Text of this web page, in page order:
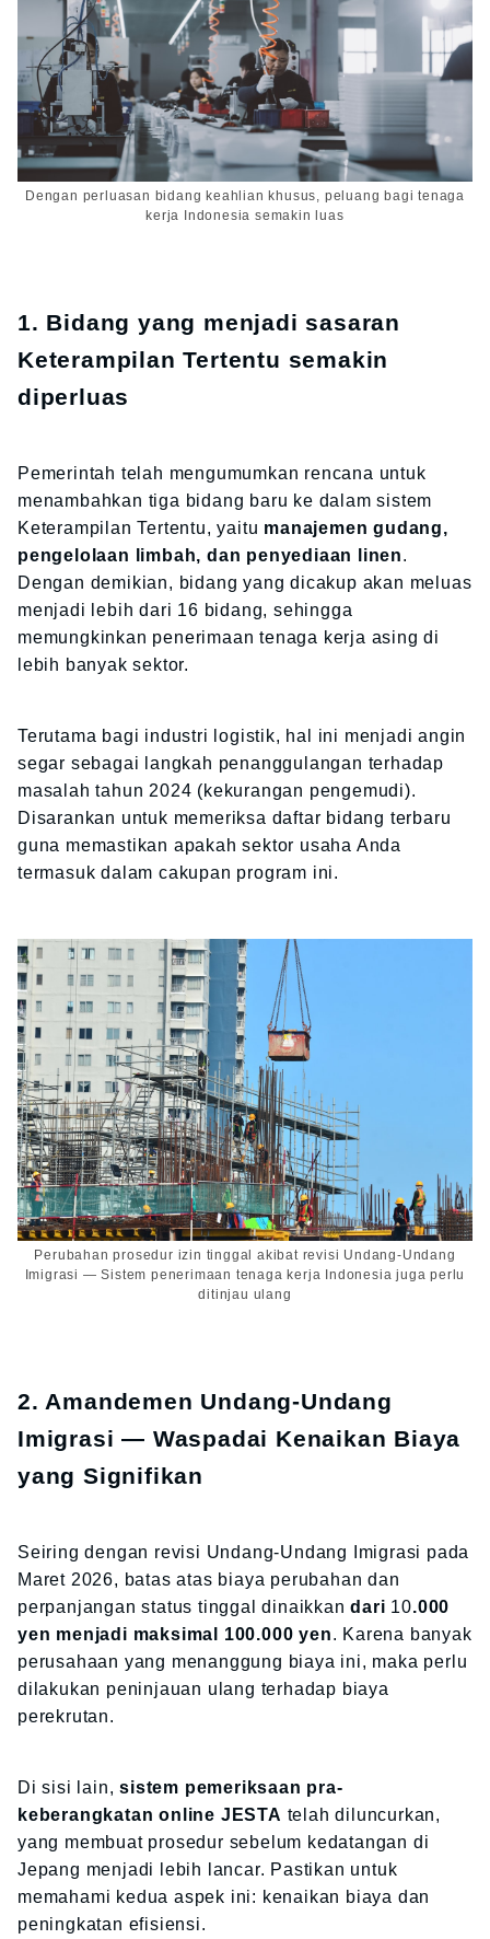
Dengan perluasan bidang keahlian khusus, peluang bagi tenaga
kerja Indonesia semakin luas
1. Bidang yang menjadi sasaran
Keterampilan Tertentu semakin
diperluas
Pemerintah telah mengumumkan rencana untuk
menambahkan tiga bidang baru ke dalam sistem
Keterampilan Tertentu, yaitu manajemen gudang,
pengelolaan limbah, dan penyediaan linen.
Dengan demikian, bidang yang dicakup akan meluas
menjadi lebih dari 16 bidang, sehingga
memungkinkan penerimaan tenaga kerja asing di
lebih banyak sektor.
Terutama bagi industri logistik, hal ini menjadi angin
segar sebagai langkah penanggulangan terhadap
masalah tahun 2024 (kekurangan pengemudi).
Disarankan untuk memeriksa daftar bidang terbaru
guna memastikan apakah sektor usaha Anda
termasuk dalam cakupan program ini.
Perubahan prosedur izin tinggal akibat revisi Undang-Undang
Imigrasi — Sistem penerimaan tenaga kerja Indonesia juga perlu
ditinjau ulang
2. Amandemen Undang-Undang
Imigrasi — Waspadai Kenaikan Biaya
yang Signifikan
Seiring dengan revisi Undang-Undang Imigrasi pada
Maret 2026, batas atas biaya perubahan dan
perpanjangan status tinggal dinaikkandari 10.000
yen menjadi maksimal 100.000 yen. Karena banyak
perusahaan yang menanggung biaya ini, maka perlu
dilakukan peninjauan ulang terhadap biaya
perekrutan.
Di sisi lain,sistem pemeriksaan pra-
keberangkatan online JESTA telah diluncurkan,
yang membuat prosedur sebelum kedatangan di
Jepang menjadi lebih lancar. Pastikan untuk
memahami kedua aspek ini: kenaikan biaya dan
peningkatan efisiensi.